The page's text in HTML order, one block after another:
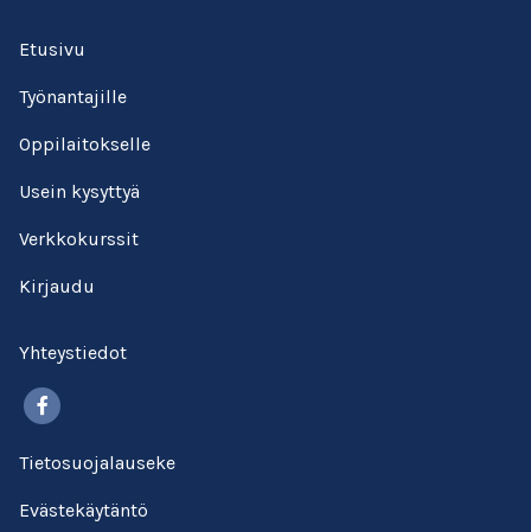
Etusivu
Työnantajille
Oppilaitokselle
Usein kysyttyä
Verkkokurssit
Kirjaudu
Yhteystiedot
Tietosuojalauseke
Evästekäytäntö